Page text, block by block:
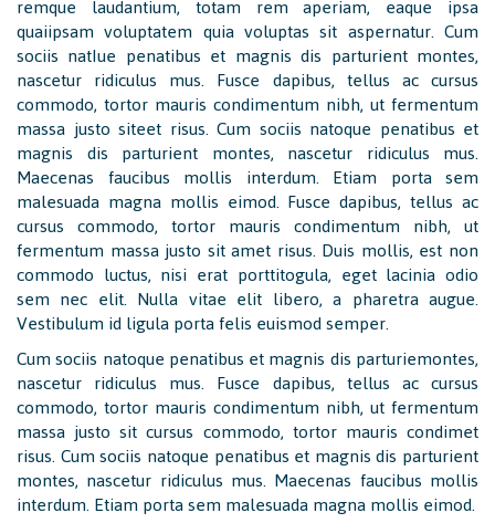
remque laudantium, totam rem aperiam, eaque ipsa
quaiipsam voluptatem quia voluptas sit aspernatur. Cum
sociis natIue penatibus et magnis dis parturient montes,
nascetur ridiculus mus. Fusce dapibus, tellus ac cursus
commodo, tortor mauris condimentum nibh, ut fermentum
massa justo siteet risus. Cum sociis natoque penatibus et
magnis dis parturient montes, nascetur ridiculus mus.
Maecenas faucibus mollis interdum. Etiam porta sem
malesuada magna mollis eimod. Fusce dapibus, tellus ac
cursus commodo, tortor mauris condimentum nibh, ut
fermentum massa justo sit amet risus. Duis mollis, est non
commodo luctus, nisi erat porttitogula, eget lacinia odio
sem nec elit. Nulla vitae elit libero, a pharetra augue.
Vestibulum id ligula porta felis euismod semper.
Cum sociis natoque penatibus et magnis dis parturiemontes,
nascetur ridiculus mus. Fusce dapibus, tellus ac cursus
commodo, tortor mauris condimentum nibh, ut fermentum
massa justo sit cursus commodo, tortor mauris condimet
risus. Cum sociis natoque penatibus et magnis dis parturient
montes, nascetur ridiculus mus. Maecenas faucibus mollis
interdum. Etiam porta sem malesuada magna mollis eimod.